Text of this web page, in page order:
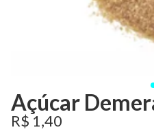
Açúcar
R$ 1,40